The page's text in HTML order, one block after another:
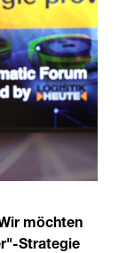
möchten
Strategie